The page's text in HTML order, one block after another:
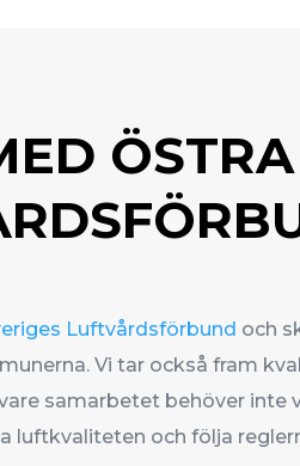
Luftvårdsförbund och
Vi tar också fram
samarbetet behöver inte
luftkvaliteten och följa